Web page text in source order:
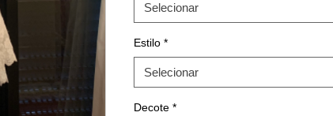
Selecionar
Estilo *
Selecionar
Decote *